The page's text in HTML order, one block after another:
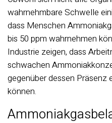
wahrnehmbare Schwelle
dass Menschen
bis 50 ppm wahrnehmen
Industrie zeigen, dass
schwachen
gegenüber dessen
können.